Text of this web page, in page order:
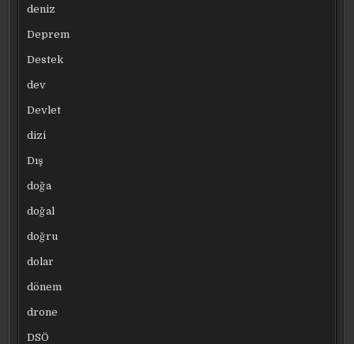
deniz
Deprem
Destek
dev
Devlet
dizi
Dış
doğa
doğal
doğru
dolar
dönem
drone
DSÖ